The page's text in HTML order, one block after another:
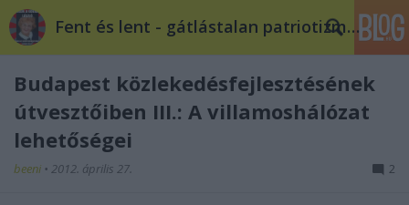
Fent és lent - gátlástalan patriotizmus
Budapest közlekedésfejlesztésének
útvesztőiben III.: A villamoshálózat
lehetőségei
beeni • 2012. április 27. 2